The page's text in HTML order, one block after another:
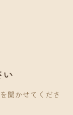
い
聞かせてくださ